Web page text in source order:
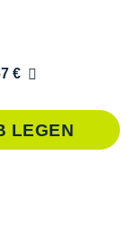
€
LEGEN